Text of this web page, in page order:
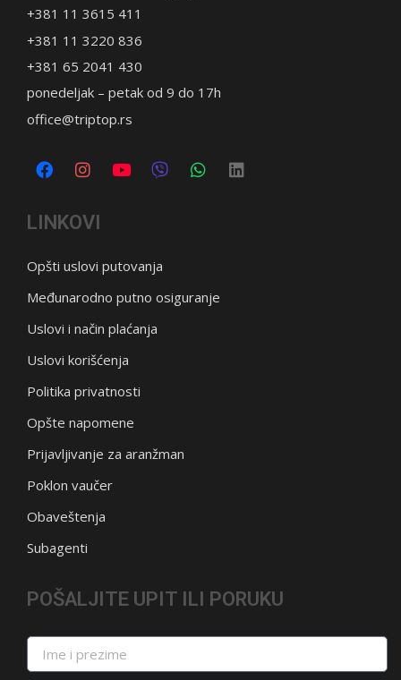
+381 11 3615 411
+381 11 3220 836
+381 65 2041 430
ponedeljak – petak od 9 do 17h
office@triptop.rs
LINKOVI
Opšti uslovi putovanja
Međunarodno putno osiguranje
Uslovi i način plaćanja
Uslovi korišćenja
Politika privatnosti
Opšte napomene
Prijavljivanje za aranžman
Poklon vaučer
Obaveštenja
Subagenti
POŠALJITE UPIT ILI PORUKU